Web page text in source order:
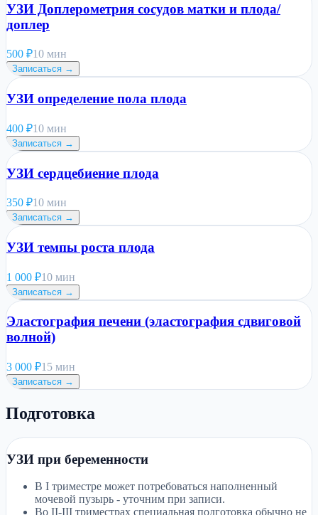
УЗИ Доплерометрия сосудов матки и плода/
доплер
500 ₽10 мин
Записаться →
УЗИ определение пола плода
400 ₽10 мин
Записаться →
УЗИ сердцебиение плода
350 ₽10 мин
Записаться →
УЗИ темпы роста плода
1 000 ₽10 мин
Записаться →
Эластография печени (эластография сдвиговой
волной)
3 000 ₽15 мин
Записаться →
Подготовка
УЗИ при беременности
В I триместре может потребоваться наполненный
мочевой пузырь - уточним при записи.
Во II-III триместрах специальная подготовка обычно не